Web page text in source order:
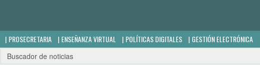
PROSECRETARIA ENSEÑANZA VIRTUAL POLÍTICAS DIGITALES GESTIÓN ELECTRÓNICA